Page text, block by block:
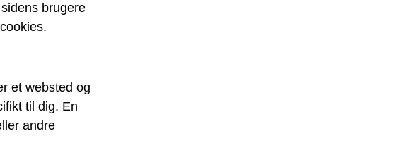
brugere
et websted og
til dig. En
andre